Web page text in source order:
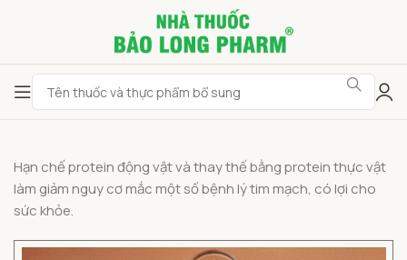
Hạn chế protein động vật và thay thế bằng protein thực vật
làm giảm nguy cơ mắc một số bệnh lý tim mạch, có lợi cho
sức khỏe.